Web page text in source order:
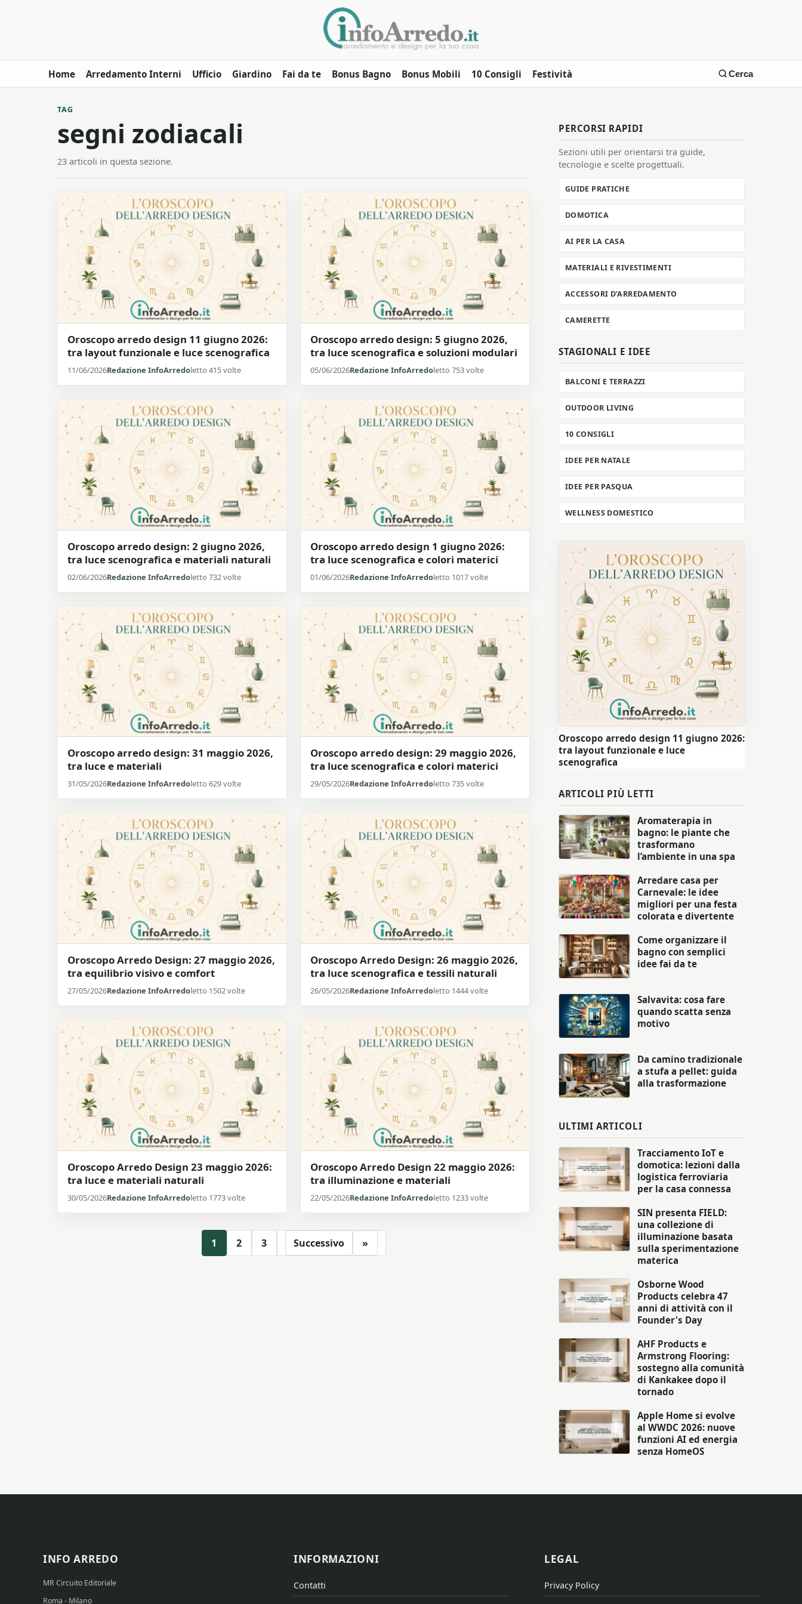
Home Arredamento Interni Ufficio Giardino Fai da te Bonus Bagno Bonus Mobili 10 Consigli Festività Cerca
TAG
segni zodiacali
23 articoli in questa sezione.
Oroscopo arredo design 11 giugno 2026:
tra layout funzionale e luce scenografica
11/06/2026Redazione InfoArredoletto 415 volte
Oroscopo arredo design: 5 giugno 2026,
tra luce scenografica e soluzioni modulari
05/06/2026Redazione InfoArredoletto 753 volte
Oroscopo arredo design: 2 giugno 2026,
tra luce scenografica e materiali naturali
02/06/2026Redazione InfoArredoletto 732 volte
Oroscopo arredo design 1 giugno 2026:
tra luce scenografica e colori materici
01/06/2026Redazione InfoArredoletto 1017 volte
Oroscopo arredo design: 31 maggio 2026,
tra luce e materiali
31/05/2026Redazione InfoArredoletto 629 volte
Oroscopo arredo design: 29 maggio 2026,
tra luce scenografica e colori materici
29/05/2026Redazione InfoArredoletto 735 volte
Oroscopo Arredo Design: 27 maggio 2026,
tra equilibrio visivo e comfort
27/05/2026Redazione InfoArredoletto 1502 volte
Oroscopo Arredo Design: 26 maggio 2026,
tra luce scenografica e tessili naturali
26/05/2026Redazione InfoArredoletto 1444 volte
Oroscopo Arredo Design 23 maggio 2026:
tra luce e materiali naturali
30/05/2026Redazione InfoArredoletto 1773 volte
Oroscopo Arredo Design 22 maggio 2026:
tra illuminazione e materiali
22/05/2026Redazione InfoArredoletto 1233 volte
1 2 3 Successivo »
PERCORSI RAPIDI
Sezioni utili per orientarsi tra guide,
tecnologie e scelte progettuali.
GUIDE PRATICHE
DOMOTICA
AI PER LA CASA
MATERIALI E RIVESTIMENTI
ACCESSORI D’ARREDAMENTO
CAMERETTE
STAGIONALI E IDEE
BALCONI E TERRAZZI
OUTDOOR LIVING
10 CONSIGLI
IDEE PER NATALE
IDEE PER PASQUA
WELLNESS DOMESTICO
Oroscopo arredo design 11 giugno 2026:
tra layout funzionale e luce
scenografica
ARTICOLI PIÙ LETTI
Aromaterapia in
bagno: le piante che
trasformano
l’ambiente in una spa
Arredare casa per
Carnevale: le idee
migliori per una festa
colorata e divertente
Come organizzare il
bagno con semplici
idee fai da te
Salvavita: cosa fare
quando scatta senza
motivo
Da camino tradizionale
a stufa a pellet: guida
alla trasformazione
ULTIMI ARTICOLI
Tracciamento IoT e
domotica: lezioni dalla
logistica ferroviaria
per la casa connessa
SIN presenta FIELD:
una collezione di
illuminazione basata
sulla sperimentazione
materica
Osborne Wood
Products celebra 47
anni di attività con il
Founder's Day
AHF Products e
Armstrong Flooring:
sostegno alla comunità
di Kankakee dopo il
tornado
Apple Home si evolve
al WWDC 2026: nuove
funzioni AI ed energia
senza HomeOS
INFO ARREDO
MR Circuito Editoriale
Roma - Milano
INFORMAZIONI
Contatti
LEGAL
Privacy Policy